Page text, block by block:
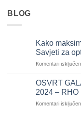
BLOG
Kako
Savjeti za
Komentari
OSVRT
2024 – RHO
Komentari